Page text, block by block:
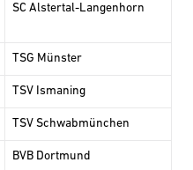
SC Alstertal-Langenhorn
TSG Münster
TSV Ismaning
TSV Schwabmünchen
BVB Dortmund